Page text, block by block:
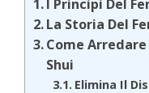
I Principi Del
La Storia Del
Come Arredare
Shui
Elimina Il